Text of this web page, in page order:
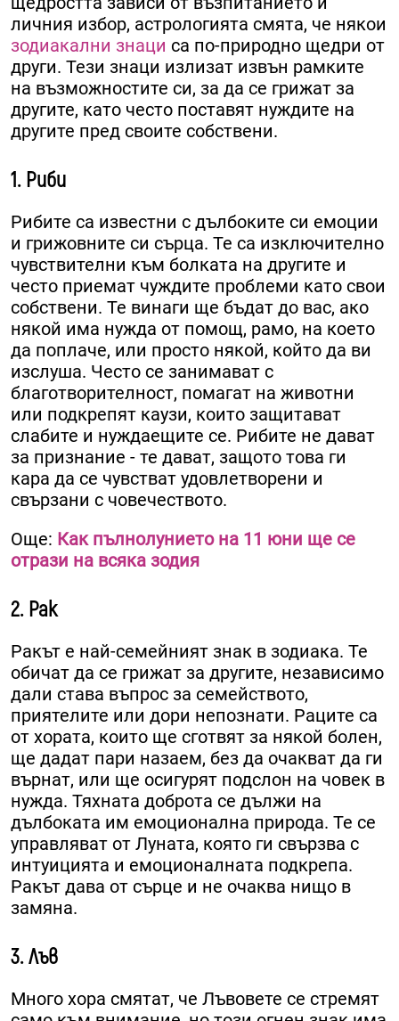
личния избор, астрологията смята, че някои
зодиакални знаци са по-природно щедри от
други. Тези знаци излизат извън рамките
на възможностите си, за да се грижат за
другите, като често поставят нуждите на
другите пред своите собствени.
1. Риби
Рибите са известни с дълбоките си емоции
и грижовните си сърца. Те са изключително
чувствителни към болката на другите и
често приемат чуждите проблеми като свои
собствени. Те винаги ще бъдат до вас, ако
някой има нужда от помощ, рамо, на което
да поплаче, или просто някой, който да ви
изслуша. Често се занимават с
благотворителност, помагат на животни
или подкрепят каузи, които защитават
слабите и нуждаещите се. Рибите не дават
за признание - те дават, защото това ги
кара да се чувстват удовлетворени и
свързани с човечеството.
Още: Как пълнолунието на 11 юни ще се
отрази на всяка зодия
2. Рак
Ракът е най-семейният знак в зодиака. Те
обичат да се грижат за другите, независимо
дали става въпрос за семейството,
приятелите или дори непознати. Раците са
от хората, които ще сготвят за някой болен,
ще дадат пари назаем, без да очакват да ги
върнат, или ще осигурят подслон на човек в
нужда. Тяхната доброта се дължи на
дълбоката им емоционална природа. Те се
управляват от Луната, която ги свързва с
интуицията и емоционалната подкрепа.
Ракът дава от сърце и не очаква нищо в
замяна.
3. Лъв
Много хора смятат, че Лъвовете се стремят